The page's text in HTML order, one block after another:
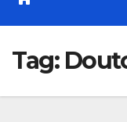
Tag: